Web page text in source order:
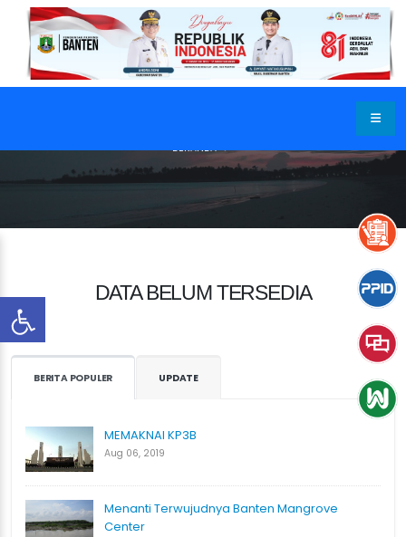
BERANDA
DATA BELUM TERSEDIA
BERITA POPULER UPDATE
MEMAKNAI KP3B
Aug 06, 2019
Menanti Terwujudnya Banten Mangrove
Center